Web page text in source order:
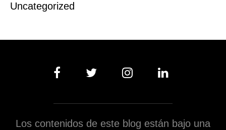
Uncategorized
Los contenidos de este blog están bajo una